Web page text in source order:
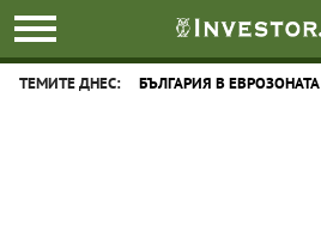
ТЕМИТЕ ДНЕС: БЪЛГАРИЯ В ЕВРОЗОНАТА